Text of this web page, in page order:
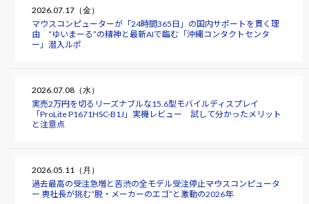
2026.07.17（金）
マウスコンピューターが「24時間365日」の国内サポートを貫く理
由 “ゆいまーる”の精神と最新AIで臨む「沖縄コンタクトセンタ
ー」潜入ルポ
2026.07.08（水）
実売2万円を切るリーズナブルな15.6型モバイルディスプレイ
「ProLite P1671HSC-B1J」実機レビュー 試して分かったメリット
と注意点
2026.05.11（月）
過去最高の受注急増と苦渋の全モデル受注停止――マウスコンピュータ
ー 軣社長が挑む“脱・メーカーのエゴ”と激動の2026年